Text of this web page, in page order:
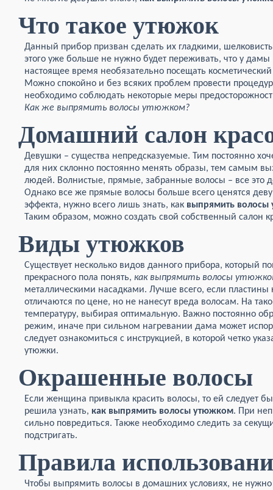
Что такое утюжок
Данный прибор призван сделать их гладкими,
этого уже больше не нужно будет переживать, что у
настоящее время необязательно посещать
Можно спокойно и без всяких проблем провести
необходимо соблюдать некоторые меры
Как же выпрямить волосы утюжком?
Домашний салон
Девушки – существа непредсказуемые. Тим постоянно
для них склонно постоянно менять образы, тем самым
людей. Волнистые, прямые, забранные волосы – все это
Однако все же прямые волосы больше всего ценятся
эффекта, нужно всего лишь знать, как выпрямить волосы
Таким образом, можно создать свой собственный салон
Виды утюжков
Существует несколько видов данного прибора, который
прекрасного пола понять, как выпрямить волосы
металлическими насадками. Лучше всего, если
отличаются по цене, но не нанесут вреда волосам. На
температуру, выбирая оптимальную. Важно постоянно
режим, иначе при сильном нагревании дама может
следует ознакомиться с инструкцией, в которой четко
утюжки.
Окрашенные волосы
Если женщина привыкла красить волосы, то ей следует
решила узнать, как выпрямить волосы утюжком. При
сильно повредиться. Также необходимо следить за
подстригать.
Правила
Чтобы выпрямить волосы в домашних условиях, не